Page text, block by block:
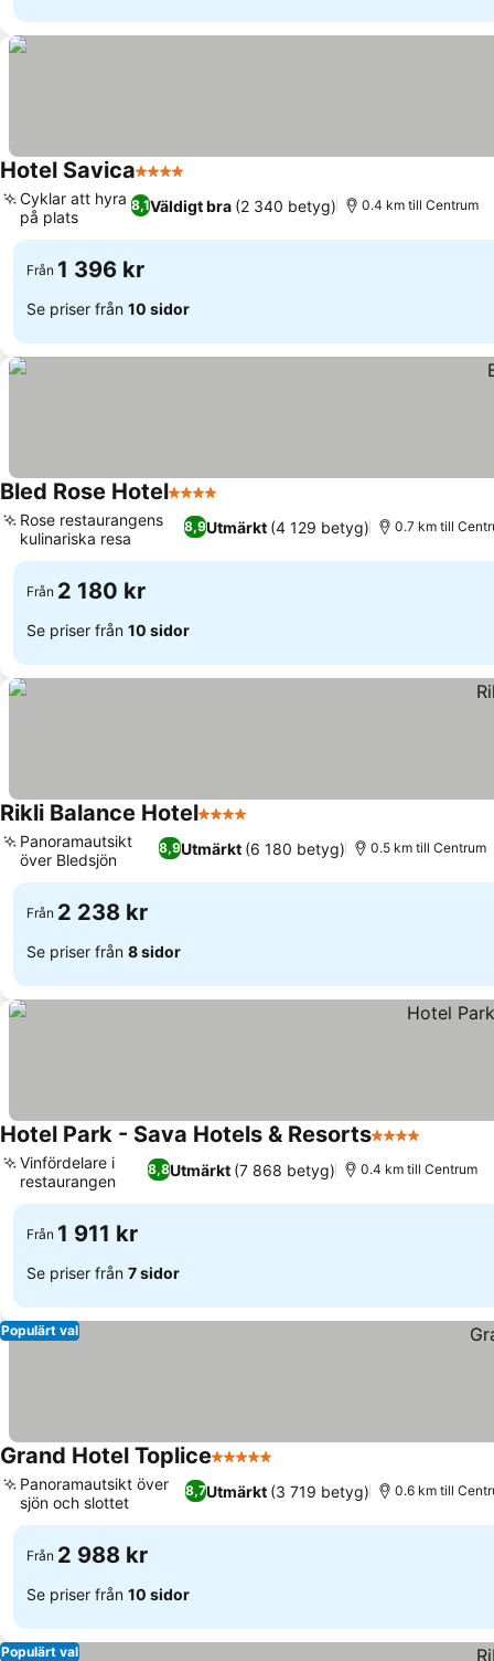
Hotel Savica4 Stjärnor
8,1Väldigt bra (2 340 betyg)
Cyklar att hyra
på plats
0.4 km till Centrum
Från 1 396 kr
Se priser från 10 sidor
Bled Rose Hotel4 Stjärnor
8,9Utmärkt (4 129 betyg)
Rose restaurangens
kulinariska resa
0.7 km till
Från 2 180 kr
Se priser från 10 sidor
Rikli Balance Hotel4 Stjärnor
8,9Utmärkt (6 180 betyg)
Panoramautsikt
över Bledsjön
0.5 km till Centrum
Från 2 238 kr
Se priser från 8 sidor
Hotel Park - Sava Hotels & Resorts4 Stjärnor
8,8Utmärkt (7 868 betyg)
Vinfördelare i
restaurangen
0.4 km till Centrum
Från 1 911 kr
Se priser från 7 sidor
Populärt val
Grand Hotel Toplice5 Stjärnor
8,7Utmärkt (3 719 betyg)
Panoramautsikt över
sjön och slottet
0.6 km till
Från 2 988 kr
Se priser från 10 sidor
Populärt val